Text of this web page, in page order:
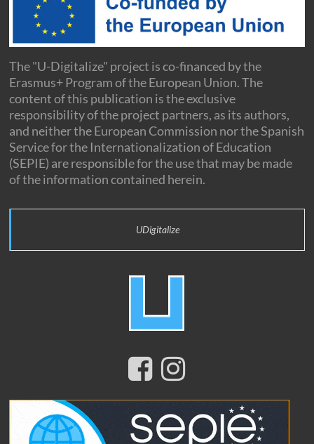
The "U-Digitalize" project is co-financed by the
Erasmus+ Program of the European Union. The
content of this publication is the exclusive
responsibility of the project partners, as its authors,
and neither the European Commission nor the Spanish
Service for the Internationalization of Education
(SEPIE) are responsible for the use that may be made
of the information contained herein.
UDigitalize